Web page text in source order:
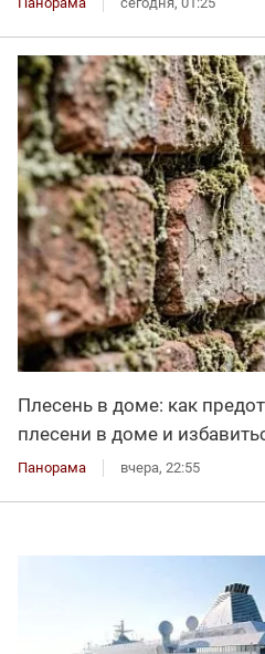
Плесень в доме: как
плесени в доме и
Панорама вчера, 22:55